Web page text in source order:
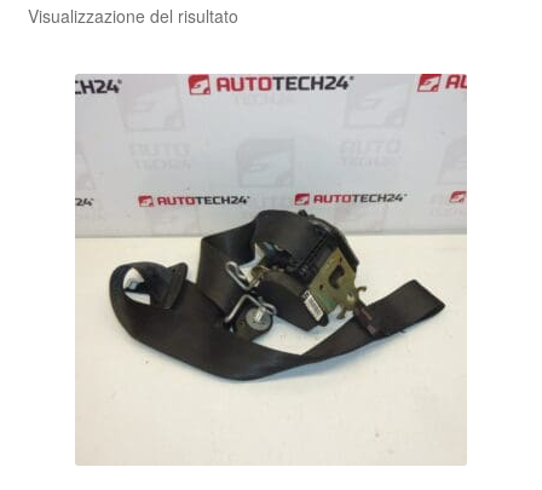
Visualizzazione del risultato